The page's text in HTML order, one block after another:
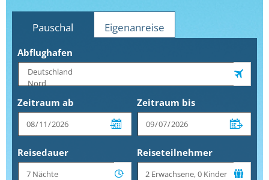
Pauschal Eigenanreise
Abflughafen
Zeitraum ab Zeitraum bis
Reisedauer Reiseteilnehmer